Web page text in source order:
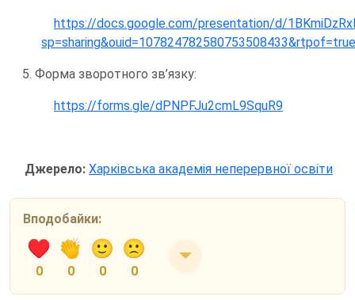
https://docs.google.com/presentation/d/
5. Форма зворотного зв’язку:
https://forms.gle/dPNPFJu2cmL9SquR9
Джерело: Харківська академія неперервної освіти
Вподобайки:
0 0 0 0